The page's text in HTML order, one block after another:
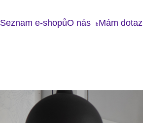
Seznam e-shopůO nás
Kontakt
Mám dotaz